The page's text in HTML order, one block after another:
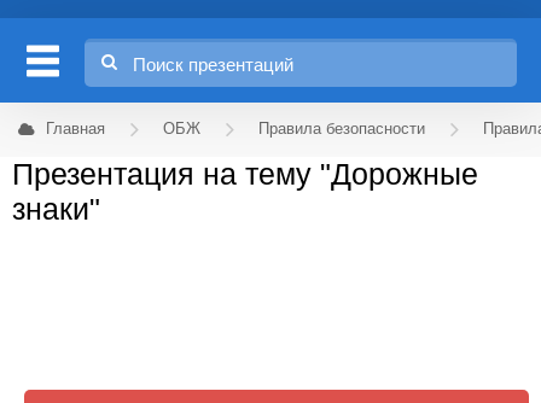
Главная ОБЖ Правила безопасности
Презентация на тему "Дорожные
знаки"